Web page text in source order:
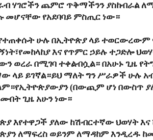
ሃገሮችን ጨምሮ ጥቅማችንን ያስከብራል
መሆናቸው የአደባባይ ምስጢር ነው።
ሁሉ በኢትዮጵያ ላይ ተወርውረውም
እና የጥምር ኃይሉ ተጋድሎ
ወረራ በሚገባ ተቀልብሷል። በአሁኑ ጊዜ
ላይ ይገኛል።ይህ ማለት ግን ሥራዎች ሁሉ
(በውጪም ሆነ በውስጥ
ጊዜ አሁን ነው።
እየተዋጋች ያለው ከሽብርተኛው ህወሃት እና
ለማፍረስ ወይንም ለማዳከም እንዲረዱ